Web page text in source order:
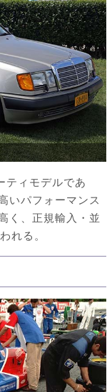
ティモデルであ
いパフォーマンス
く、正規輸入・並
れる。